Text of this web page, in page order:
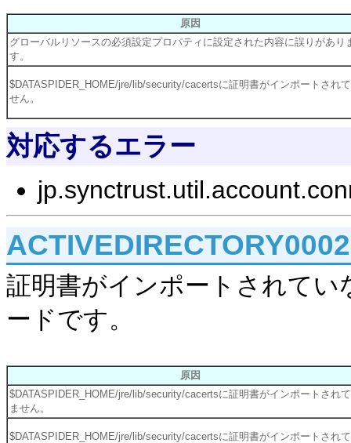
原因
グローバルリソースの必須設定プロパティに設定された内容に誤りがあり
す。
$DATASPIDER_HOME/jre/lib/security/cacertsに証明書がインポートされ
せん。
対応するエラー
証明書がインポートされて
ードです。
原因
$DATASPIDER_HOME/jre/lib/security/cacertsに証明書がインポートされ
ません。
$DATASPIDER_HOME/jre/lib/security/cacertsに証明書がインポートされ